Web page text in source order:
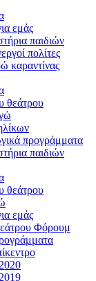
εμάς
παιδιών
πολίτες
καραντίνας
θεάτρου
προγράμματα
παιδιών
θεάτρου
εμάς
Φόρουμ